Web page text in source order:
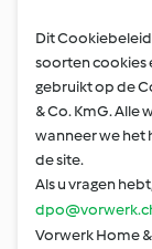
Dit
soorten cookies
gebruikt op de
& Co. KmG. Alle
wanneer we het
de site.
Als u vragen
Vorwerk Home